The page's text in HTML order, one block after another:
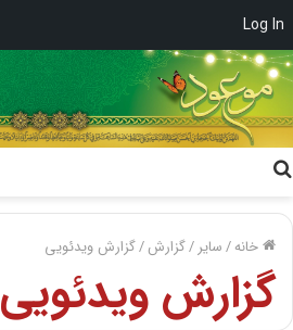
Log In
خانه/سایر /گزارش/گزارش ویدئویی
گزارش ویدئویی